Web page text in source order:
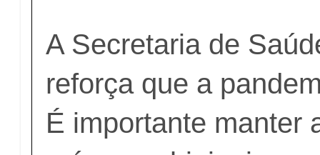
A Secretaria de
reforça que a
É importante manter